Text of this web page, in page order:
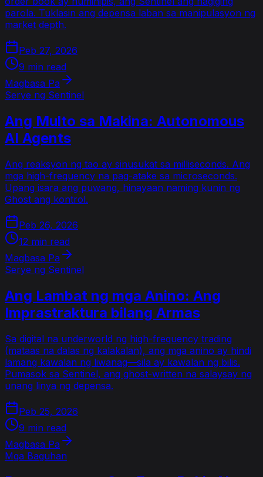
parola. Tuklasin ang depensa laban sa manipulasyon ng
market depth.
Peb 27, 2026
9 min read
Magbasa Pa
Serye ng Sentinel
Ang Multo sa Makina: Autonomous
AI Agents
Ang reaksyon ng tao ay sinusukat sa milliseconds. Ang
mga high-frequency na pag-atake sa microseconds.
Upang isara ang puwang, hinayaan naming kunin ng
Ghost ang kontrol.
Peb 26, 2026
12 min read
Magbasa Pa
Serye ng Sentinel
Ang Lambat ng mga Anino: Ang
Imprastraktura bilang Armas
Sa digital na underworld ng high-frequency trading
(mataas na dalas ng kalakalan), ang mga anino ay hindi
lamang kawalan ng liwanag—sila ay kawalan ng bilis.
Pumasok sa Sentinel, ang ghost-written na salaysay ng
unang linya ng depensa.
Peb 25, 2026
9 min read
Magbasa Pa
Mga Baguhan